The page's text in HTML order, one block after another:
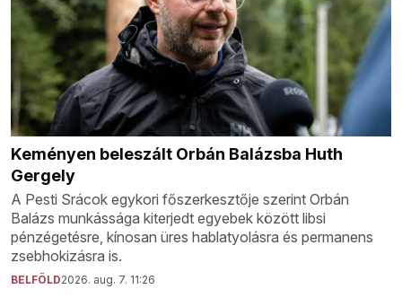
Keményen beleszált Orbán Balázsba Huth
Gergely
A Pesti Srácok egykori főszerkesztője szerint Orbán
Balázs munkássága kiterjedt egyebek között libsi
pénzégetésre, kínosan üres hablatyolásra és permanens
zsebhokizásra is.
BELFÖLD2026. aug. 7. 11:26